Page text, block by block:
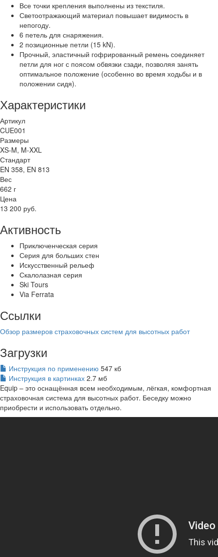
Все точки крепления выполнены из текстиля.
Светоотражающий материал повышает видимость в
непогоду.
6 петель для снаряжения.
2 позиционные петли (15 kN).
Прочный, эластичный гофрированный ремень соединяет
петли для ног с поясом обвязки сзади, позволяя занять
оптимальное положение (особенно во время ходьбы и в
положении сидя).
Характеристики
Артикул
CUE001
Размеры
XS-M, M-XXL
Стандарт
EN 358, EN 813
Вес
662 г
Цена
13 200 руб.
Активность
Приключенческая серия
Серия для больших стен
Искусственный рельеф
Скалолазная серия
Ski Tours
Via Ferrata
Ссылки
Обзор размеров страховочных систем для высотных работ
Загрузки
Инструкция по применению 547 кб
Инструкция в картинках 2.7 мб
Equip – это оснащённая всем необходимым, лёгкая, комфортная
страховочная система для высотных работ. Беседку можно
приобрести и использовать отдельно.